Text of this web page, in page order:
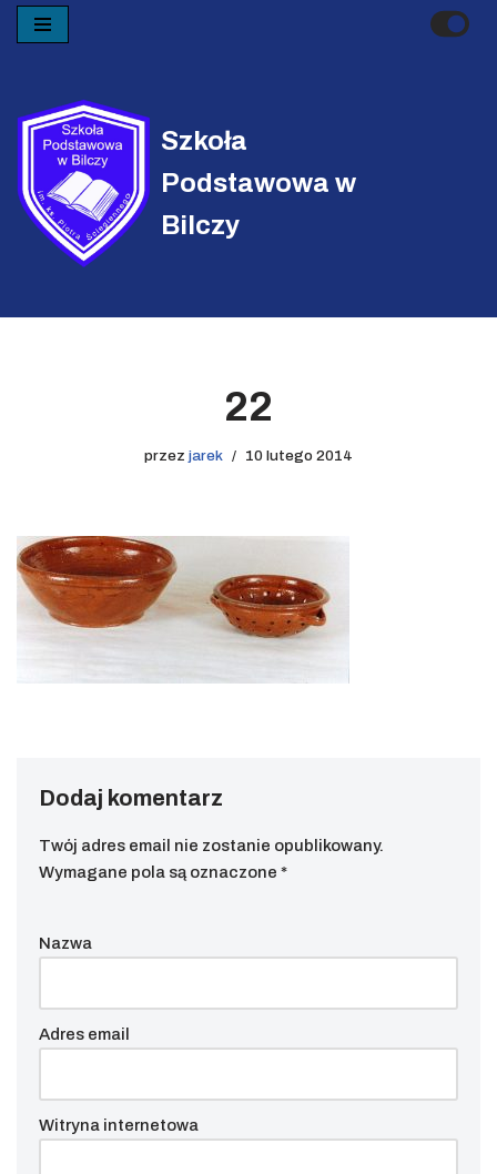
treści
Szkoła
Podstawowa w
Bilczy
22
przez jarek 10 lutego 2014
Dodaj komentarz
Twój adres email nie zostanie opublikowany.
Wymagane pola są oznaczone *
Nazwa
Adres email
Witryna internetowa